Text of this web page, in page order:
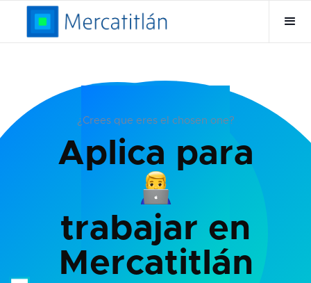
¿Crees que eres el chosen one?
Aplica para
trabajar en
Mercatitlán